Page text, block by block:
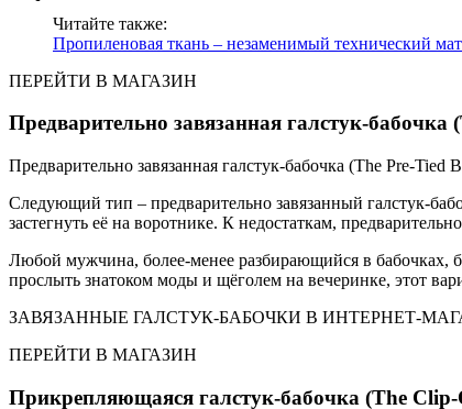
Читайте также:
Пропиленовая ткань – незаменимый технический
ПЕРЕЙТИ В МАГАЗИН
Предварительно завязанная галстук-бабочка
Предварительно завязанная галстук-бабочка (The Pre-Tied
Следующий тип – предварительно завязанный галстук-
застегнуть её на воротнике. К недостаткам,
Любой мужчина, более-менее разбирающийся в бабочках,
прослыть знатоком моды и щёголем на вечеринке, этот
ЗАВЯЗАННЫЕ ГАЛСТУК-БАБОЧКИ В ИНТЕРНЕТ-
ПЕРЕЙТИ В МАГАЗИН
Прикрепляющаяся галстук-бабочка (The